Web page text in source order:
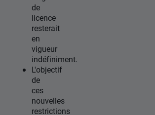
de
licence
resterait
en
vigueur
indéfiniment.
L'objectif
de
ces
nouvelles
restrictions